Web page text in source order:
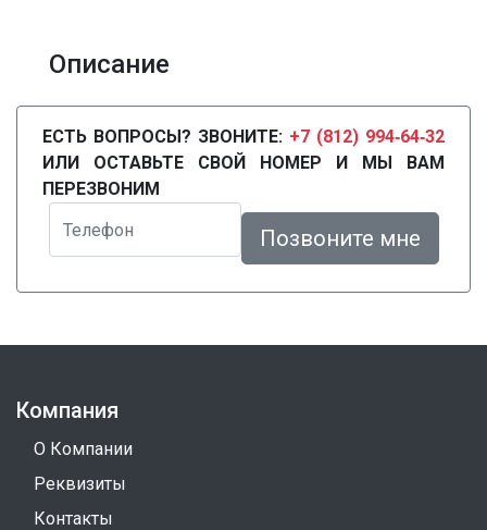
Описание
ЕСТЬ ВОПРОСЫ? ЗВОНИТЕ: +7 (812) 994‑64‑32
ИЛИ ОСТАВЬТЕ СВОЙ НОМЕР И МЫ ВАМ
ПЕРЕЗВОНИМ
Позвоните мне
Компания
О Компании
Реквизиты
Контакты